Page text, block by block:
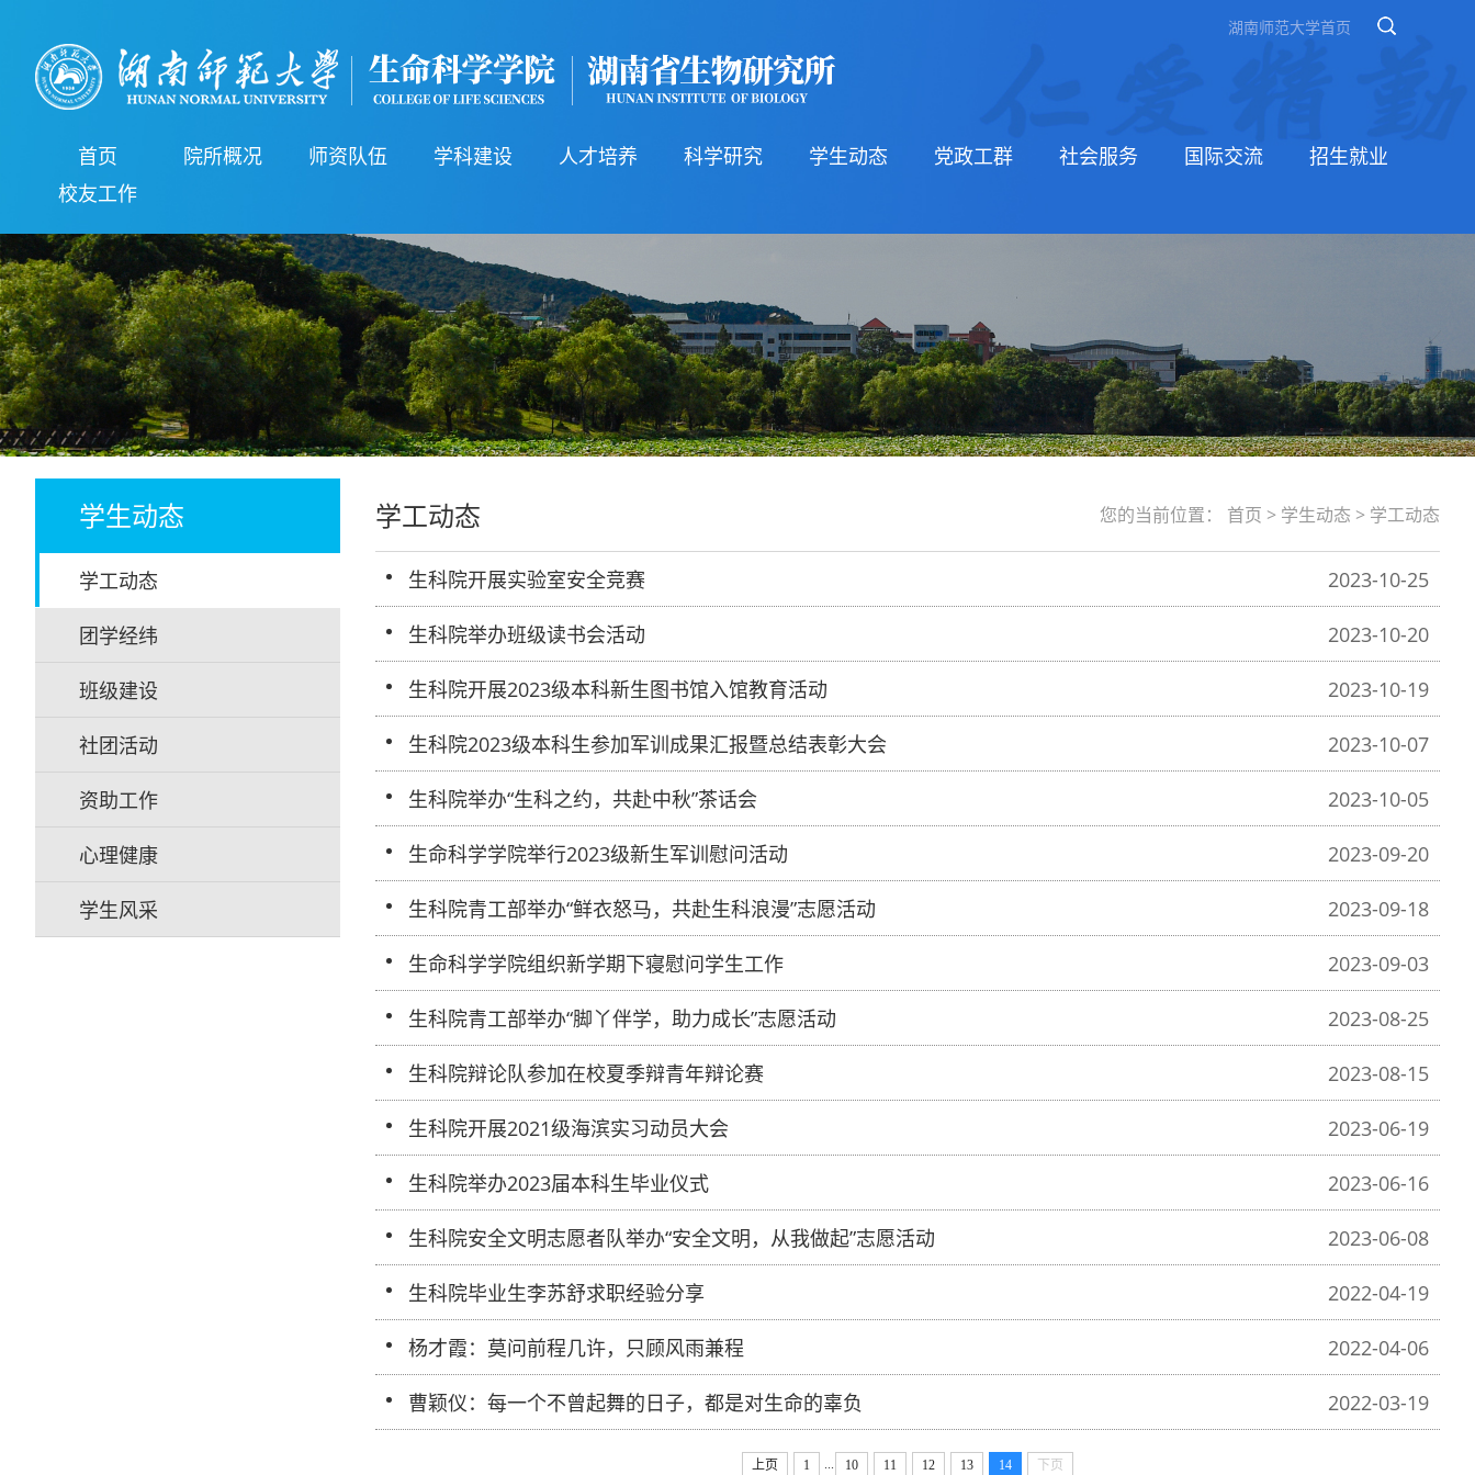
湖南师范大学首页
首页 院所概况 师资队伍 学科建设 人才培养 科学研究 学生动态 党政工群 社会服务 国际交流
招生就业
校友工作
学生动态
学工动态
团学经纬
班级建设
社团活动
资助工作
心理健康
学生风采
学工动态 您的当前位置： 首页 > 学生动态 > 学工动态
2023-10-25
生科院开展实验室安全竞赛
2023-10-20
生科院举办班级读书会活动
2023-10-19
生科院开展2023级本科新生图书馆入馆教育活动
2023-10-07
生科院2023级本科生参加军训成果汇报暨总结表彰大会
2023-10-05
生科院举办“生科之约，共赴中秋”茶话会
2023-09-20
生命科学学院举行2023级新生军训慰问活动
2023-09-18
生科院青工部举办“鲜衣怒马，共赴生科浪漫”志愿活动
2023-09-03
生命科学学院组织新学期下寝慰问学生工作
2023-08-25
生科院青工部举办“脚丫伴学，助力成长”志愿活动
2023-08-15
生科院辩论队参加在校夏季辩青年辩论赛
2023-06-19
生科院开展2021级海滨实习动员大会
2023-06-16
生科院举办2023届本科生毕业仪式
2023-06-08
生科院安全文明志愿者队举办“安全文明，从我做起”志愿活动
2022-04-19
生科院毕业生李苏舒求职经验分享
2022-04-06
杨才霞：莫问前程几许，只顾风雨兼程
2022-03-19
曹颖仪：每一个不曾起舞的日子，都是对生命的辜负
上页 1 10 11 12 13 14 下页